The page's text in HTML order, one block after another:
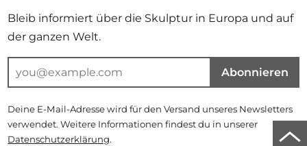
Bleib informiert über die Skulptur in Europa und auf
der ganzen Welt.
Abonnieren
Deine E-Mail-Adresse wird für den Versand unseres Newsletters
verwendet. Weitere Informationen findest du in unserer
Datenschutzerklärung.